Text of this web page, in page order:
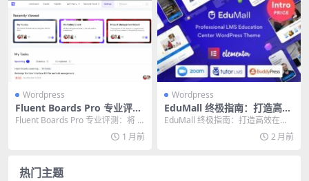
Wordpress
Fluent Boards Pro 专业评
测：将 WordPress 变为高效
项目管理中心的终极指南
Fluent Boards Pro 专业评测：将 W
1 月前
Wordpress
EduMall 终极指南：打造高效
在线教育市场的专业 WordPr
EduMall 终极指南：打造高效在线
教育市场的专业 WordPress 主题 ...
2 月前
热门主题